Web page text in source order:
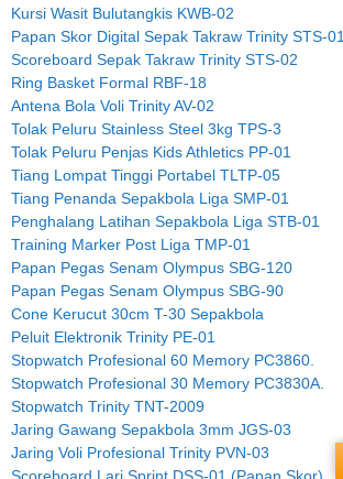
Kursi Wasit Bulutangkis KWB-02
Papan Skor Digital Sepak Takraw Trinity STS-01
Scoreboard Sepak Takraw Trinity STS-02
Ring Basket Formal RBF-18
Antena Bola Voli Trinity AV-02
Tolak Peluru Stainless Steel 3kg TPS-3
Tolak Peluru Penjas Kids Athletics PP-01
Tiang Lompat Tinggi Portabel TLTP-05
Tiang Penanda Sepakbola Liga SMP-01
Penghalang Latihan Sepakbola Liga STB-01
Training Marker Post Liga TMP-01
Papan Pegas Senam Olympus SBG-120
Papan Pegas Senam Olympus SBG-90
Cone Kerucut 30cm T-30 Sepakbola
Peluit Elektronik Trinity PE-01
Stopwatch Profesional 60 Memory PC3860.
Stopwatch Profesional 30 Memory PC3830A.
Stopwatch Trinity TNT-2009
Jaring Gawang Sepakbola 3mm JGS-03
Jaring Voli Profesional Trinity PVN-03
Scoreboard Lari Sprint DSS-01 (Papan Skor)